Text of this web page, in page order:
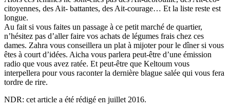
citoyennes, des Ait- battantes, des Ait-courage… Et la liste reste est
longue.
Au fait si vous faites un passage à ce petit marché de quartier,
n’hésitez pas d’aller faire vos achats de légumes frais chez ces
dames. Zahra vous conseillera un plat à mijoter pour le dîner si vous
êtes à court d’idées. Aicha vous parlera peut-être d’une émission
radio que vous avez ratée. Et peut-être que Keltoum vous
interpellera pour vous raconter la dernière blague salée qui vous fera
tordre de rire.
NDR: cet article a été rédigé en juillet 2016.